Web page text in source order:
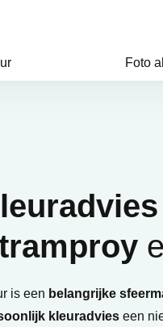
Foto
is een belangrijke
kleuradvies een